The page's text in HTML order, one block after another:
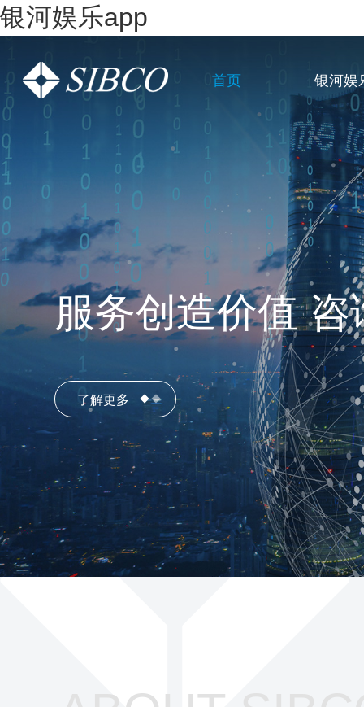
银河娱乐app
首页 银河娱
服务创造价值
了解更多
一站式全链条企
了解更多